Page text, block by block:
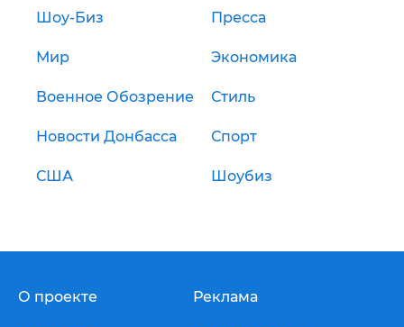
Шоу-Биз Пресса
Мир Экономика
Военное Обозрение Стиль
Новости Донбасса Спорт
США Шоубиз
О проекте Реклама